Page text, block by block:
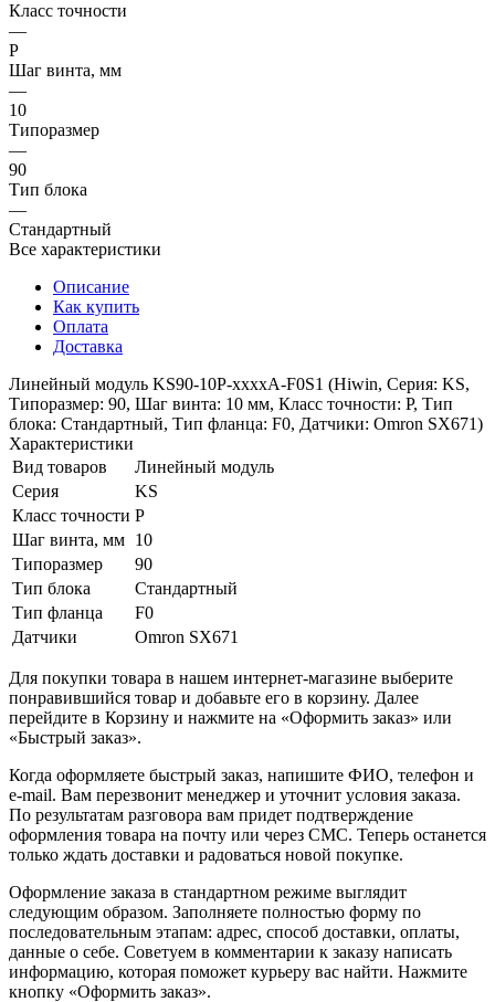
Класс точности
—
P
Шаг винта, мм
—
10
Типоразмер
—
90
Тип блока
—
Стандартный
Все характеристики
Описание
Как купить
Оплата
Доставка
Линейный модуль KS90-10P-xxxxA-F0S1 (Hiwin, Серия: KS,
Типоразмер: 90, Шаг винта: 10 мм, Класс точности: P, Тип
блока: Стандартный, Тип фланца: F0, Датчики: Omron SX671)
Характеристики
Вид товаров
Линейный модуль
Серия
KS
Класс точности P
Шаг винта, мм 10
Типоразмер
90
Тип блока
Стандартный
Тип фланца
F0
Датчики
Omron SX671
Для покупки товара в нашем интернет-магазине выберите
понравившийся товар и добавьте его в корзину. Далее
перейдите в Корзину и нажмите на «Оформить заказ» или
«Быстрый заказ».
Когда оформляете быстрый заказ, напишите ФИО, телефон и
e-mail. Вам перезвонит менеджер и уточнит условия заказа.
По результатам разговора вам придет подтверждение
оформления товара на почту или через СМС. Теперь останется
только ждать доставки и радоваться новой покупке.
Оформление заказа в стандартном режиме выглядит
следующим образом. Заполняете полностью форму по
последовательным этапам: адрес, способ доставки, оплаты,
данные о себе. Советуем в комментарии к заказу написать
информацию, которая поможет курьеру вас найти. Нажмите
кнопку «Оформить заказ».